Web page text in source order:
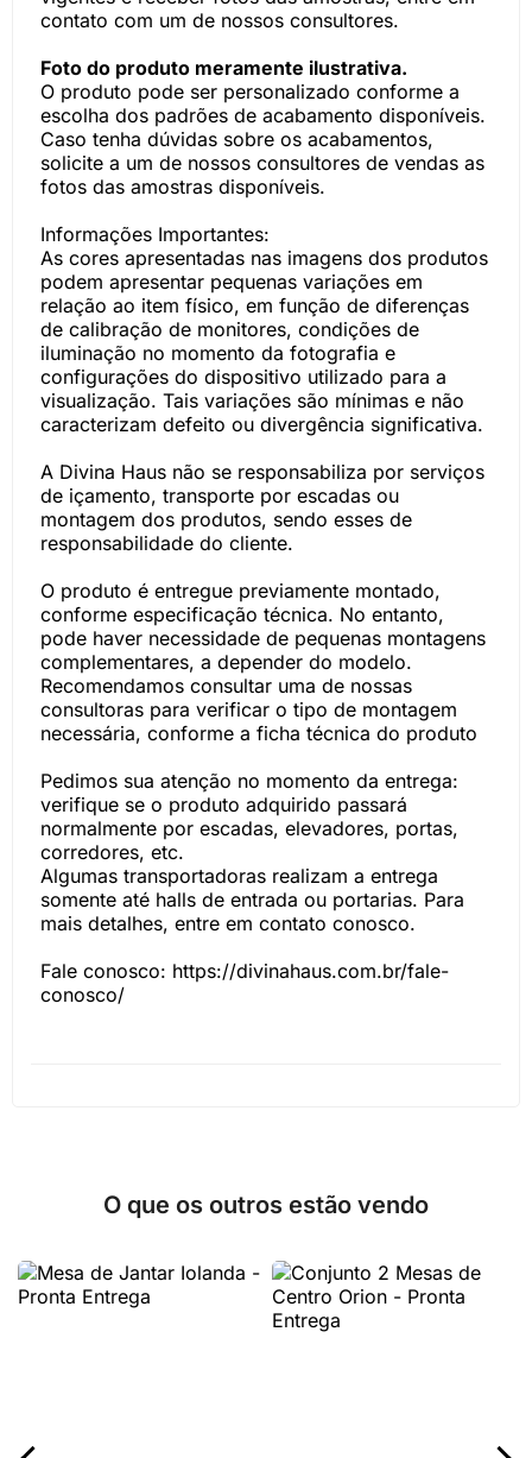
contato com um de nossos consultores.
Foto do produto meramente ilustrativa.
O produto pode ser personalizado conforme a
escolha dos padrões de acabamento disponíveis.
Caso tenha dúvidas sobre os acabamentos,
solicite a um de nossos consultores de vendas as
fotos das amostras disponíveis.
Informações Importantes:
As cores apresentadas nas imagens dos produtos
podem apresentar pequenas variações em
relação ao item físico, em função de diferenças
de calibração de monitores, condições de
iluminação no momento da fotografia e
configurações do dispositivo utilizado para a
visualização. Tais variações são mínimas e não
caracterizam defeito ou divergência significativa.
A Divina Haus não se responsabiliza por serviços
de içamento, transporte por escadas ou
montagem dos produtos, sendo esses de
responsabilidade do cliente.
O produto é entregue previamente montado,
conforme especificação técnica. No entanto,
pode haver necessidade de pequenas montagens
complementares, a depender do modelo.
Recomendamos consultar uma de nossas
consultoras para verificar o tipo de montagem
necessária, conforme a ficha técnica do produto
Pedimos sua atenção no momento da entrega:
verifique se o produto adquirido passará
normalmente por escadas, elevadores, portas,
corredores, etc.
Algumas transportadoras realizam a entrega
somente até halls de entrada ou portarias. Para
mais detalhes, entre em contato conosco.
Fale conosco: https://divinahaus.com.br/fale-
conosco/
O que os outros estão vendo